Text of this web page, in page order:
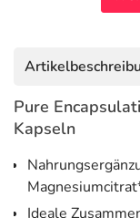
Pure
Kapseln
Ideale